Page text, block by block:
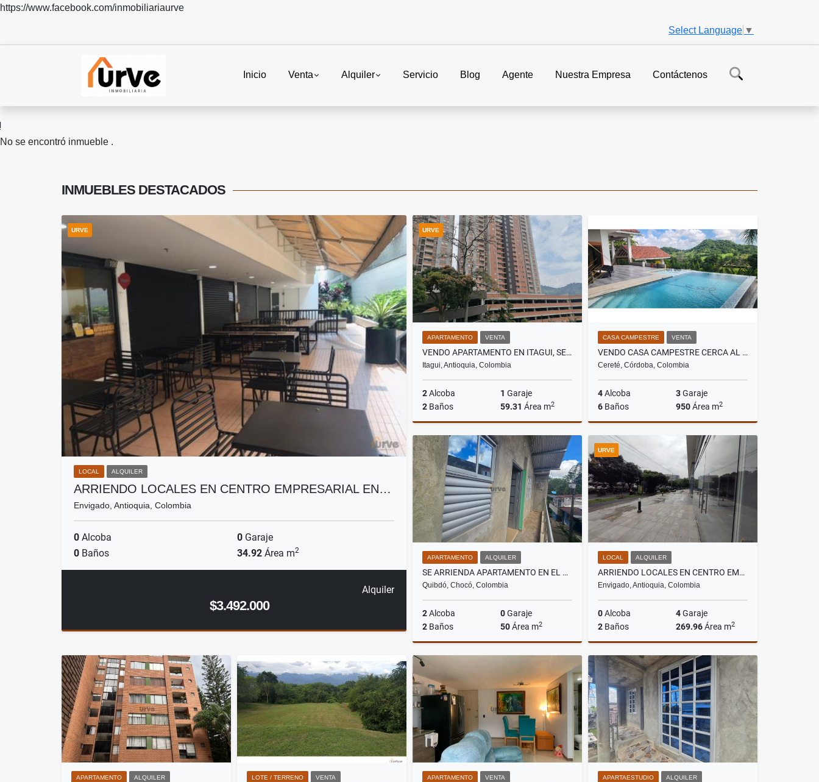
https://www.facebook.com/inmobiliariaurve
Select Language ▼
Inicio Venta Alquiler Servicio Blog Agente Nuestra Empresa Contáctenos
No se encontró inmueble .
INMUEBLES DESTACADOS
URVE
LOCAL ALQUILER
ARRIENDO LOCALES EN CENTRO EMPRESARIAL EN…
Envigado, Antioquia, Colombia
0 Alcoba 0 Garaje
0 Baños 34.92 Área m2
Alquiler
$3.492.000
URVE
APARTAMENTO VENTA
VENDO APARTAMENTO EN ITAGUI, SECTOR DITAIRES
Itagui, Antioquia, Colombia
2Alcoba 1 Garaje
2 Baños 59.31 Área m2
Venta
$430.000.000
CASA CAMPESTRE VENTA
VENDO CASA CAMPESTRE CERCA AL MAR
Cereté, Córdoba, Colombia
4Alcoba 3Garaje
6 Baños 950Área m2
Venta
$4.650.000.000
APARTAMENTO ALQUILER
SE ARRIENDA APARTAMENTO EN EL BARRIO ZONA MINERA EN QUIBDO
Quibdó, Chocó, Colombia
2Alcoba 0Garaje
2 Baños 50Área m2
URVE
LOCAL ALQUILER
ARRIENDO LOCALES EN CENTRO EMPRESARIAL EN ENVIGADO
Envigado, Antioquia, Colombia
0Alcoba 4Garaje
2 Baños 269.96Área m2
Alquiler
$35.694.468
APARTAMENTO ALQUILER LOTE / TERRENO VENTA APARTAMENTO VENTA APARTAESTUDIO ALQUILER